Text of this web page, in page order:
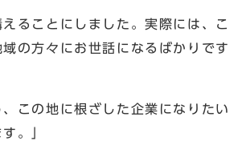
ることにしました。実際には、こ
の方々にお世話になるばかりです
この地に根ざした企業になりたい
。」